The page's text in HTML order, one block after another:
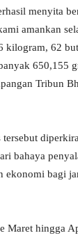
menyita
amankan
kilogram, 62
650,155
Tribun
tersebut
bahaya
ekonomi bagi
Maret hingga